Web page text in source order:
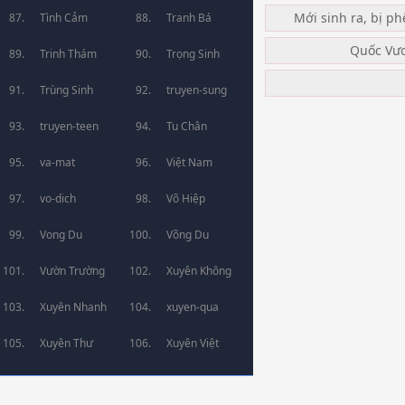
Tình Cảm Tranh Bá
Trinh Thám Trọng Sinh
Trùng Sinh truyen-sung
truyen-teen Tu Chân
va-mat Việt Nam
vo-dich Võ Hiệp
Vong Du Võng Du
Vườn Trường Xuyên Không
Xuyên Nhanh xuyen-qua
Xuyên Thư Xuyên Việt
Mới sinh ra, bị
Quốc